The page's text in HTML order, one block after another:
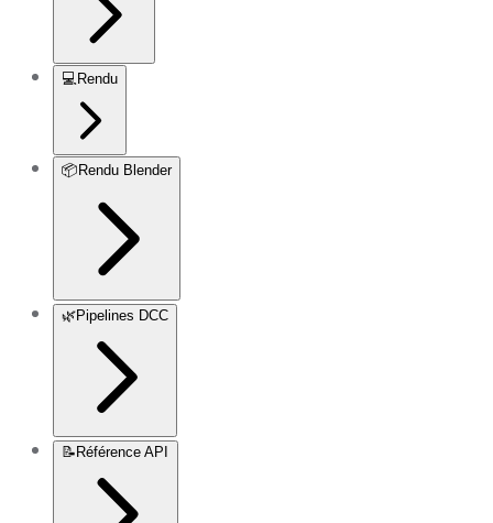
💻 Rendu
📦 Rendu Blender
🌿Pipelines DCC
📝 Référence API